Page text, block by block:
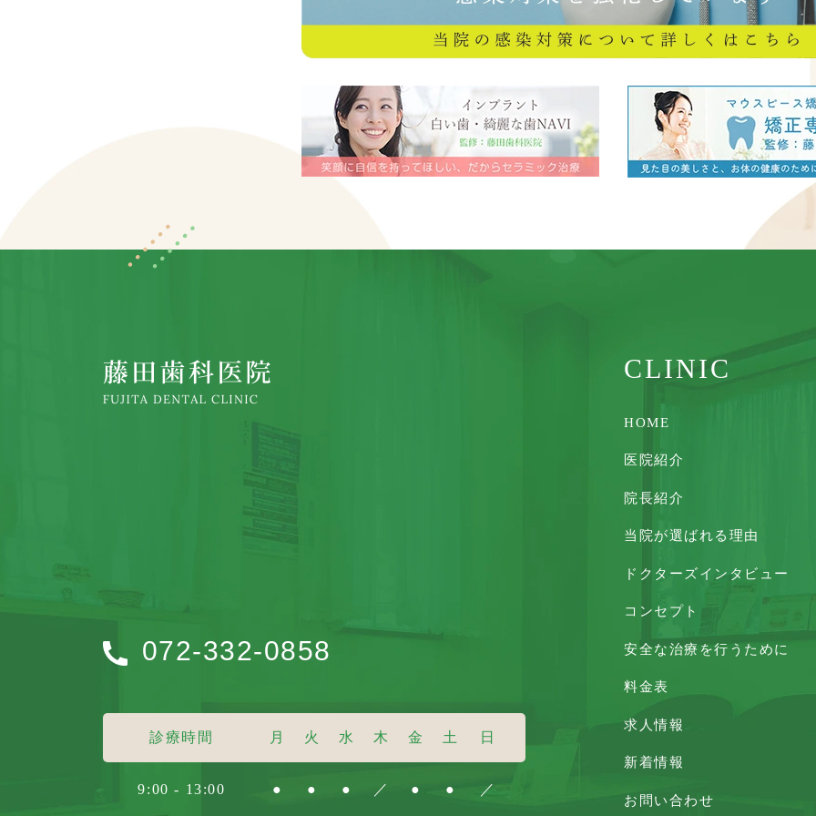
072-332-0858
診療時間 月 火 水 木 金 土 日
9:00 - 13:00 ● ● ● ／ ● ● ／
CLINIC
HOME
医院紹介
院長紹介
当院が選ばれる理由
ドクターズインタビュー
コンセプト
安全な治療を行うために
料金表
求人情報
新着情報
お問い合わせ